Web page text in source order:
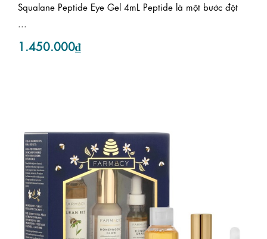
Squalane Peptide Eye Gel 4mL Peptide là một bước đột
...
1.450.000₫